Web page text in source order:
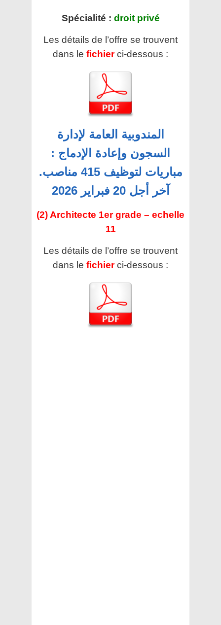
Spécialité : droit privé
Les détails de l’offre se trouvent
dans le fichier ci-dessous :
المندوبية العامة لإدارة
السجون وإعادة الإدماج :
مباريات لتوظيف 415 مناصب.
آخر أجل 20 فبراير 2026
(2) Architecte 1er grade – echelle
11
Les détails de l’offre se trouvent
dans le fichier ci-dessous :